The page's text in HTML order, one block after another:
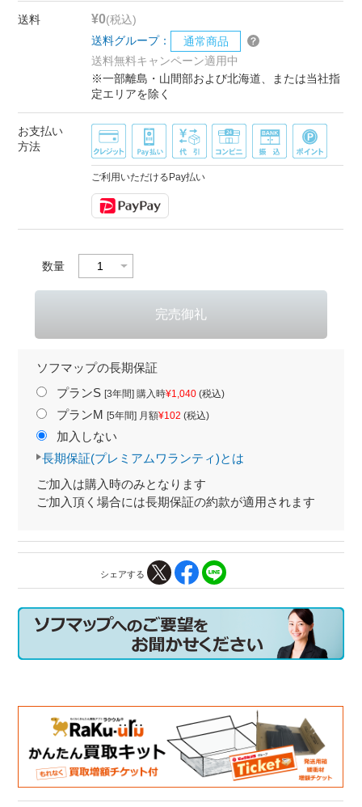
送料 ¥0(税込)
送料グループ：
通常商品
送料無料キャンペーン適用中
※一部離島・山間部および北海道、または当社指
定エリアを除く
お支払い
方法
ご利用いただけるPay払い
数量
ソフマップの長期保証
プランS [3年間] 購入時¥1,040(税込)
プランM [5年間] 月額¥102 (税込)
加入しない
長期保証(プレミアムワランティ)とは
ご加入は購入時のみとなります
ご加入頂く場合には長期保証の約款が適用されます
シェアする